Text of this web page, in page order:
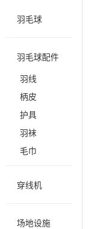
羽毛球
羽毛球配件
羽线
柄皮
护具
羽袜
毛巾
穿线机
场地设施